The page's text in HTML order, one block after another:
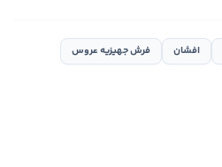
افشان
فرش جهیزیه عروس